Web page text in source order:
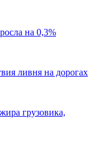
на 0,3%
ливня на дорогах
грузовика,